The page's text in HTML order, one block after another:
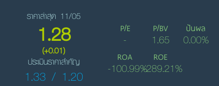
ราคาล่าสุด 11/05
1.28
(+0.01)
ประเมินราคาสำคัญ
1.33 / 1.20
P/E
-
P/BV
1.65
ปันผล
0.00%
ROA
-100.99%
ROE
-289.21%